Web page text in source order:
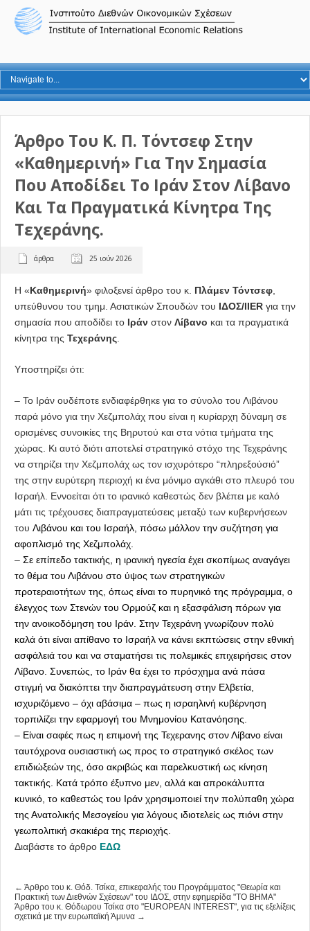
Άρθρο Του Κ. Π. Τόντσεφ Στην
«Καθημερινή» Για Την Σημασία
Που Αποδίδει Το Ιράν Στον Λίβανο
Και Τα Πραγματικά Κίνητρα Της
Τεχεράνης.
άρθρα 25 ιούν 2026
Η «Καθημερινή» φιλοξενεί άρθρο του κ. Πλάμεν Τόντσεφ
υπεύθυνου του τμημ. Ασιατικών Σπουδών του ΙΔΟΣ/IIER για την
σημασία που αποδίδει το Ιράν στον Λίβανο και τα πραγματικά
κίνητρα της Τεχεράνης
Υποστηρίζει ότι:
– Το Ιράν ουδέποτε ενδιαφέρθηκε για το σύνολο του Λιβάνου
παρά μόνο για την Χεζμπολάχ που είναι η κυρίαρχη δύναμη σε
ορισμένες συνοικίες της Βηρυτού και στα νότια τμήματα της
χώρας. Κι αυτό διότι αποτελεί στρατηγικό στόχο της Τεχεράνης
να στηρίζει την Χεζμπολάχ ως τον ισχυρότερο “πληρεξούσιό”
της στην ευρύτερη περιοχή κι ένα μόνιμο αγκάθι στο πλευρό του
Ισραήλ. Εννοείται ότι το ιρανικό καθεστώς δεν βλέπει με καλό
μάτι τις τρέχουσες διαπραγματεύσεις μεταξύ των κυβερνήσεων
του Λιβάνου και του Ισραήλ, πόσω μάλλον την συζήτηση για
αφοπλισμό της Χεζμπολάχ.
– Σε επίπεδο τακτικής, η ιρανική ηγεσία έχει σκοπίμως αναγάγει
το θέμα του Λιβάνου στο ύψος των στρατηγικών
προτεραιοτήτων της, όπως είναι το πυρηνικό της πρόγραμμα, ο
έλεγχος των Στενών του Ορμούζ και η εξασφάλιση πόρων για
την ανοικοδόμηση του Ιράν. Στην Τεχεράνη γνωρίζουν πολύ
καλά ότι είναι απίθανο το Ισραήλ να κάνει εκπτώσεις στην εθνική
ασφάλειά του και να σταματήσει τις πολεμικές επιχειρήσεις στον
Λίβανο. Συνεπώς, το Ιράν θα έχει το πρόσχημα ανά πάσα
στιγμή να διακόπτει την διαπραγμάτευση στην Ελβετία,
ισχυριζόμενο – όχι αβάσιμα – πως η ισραηλινή κυβέρνηση
τορπιλίζει την εφαρμογή του Μνημονίου Κατανόησης.
– Είναι σαφές πως η επιμονή της Τεχερανης στον Λίβανο είναι
ταυτόχρονα ουσιαστική ως προς το στρατηγικό σκέλος των
επιδιώξεών της, όσο ακριβώς και παρελκυστική ως κίνηση
τακτικής. Κατά τρόπο έξυπνο μεν, αλλά και απροκάλυπτα
κυνικό, το καθεστώς του Ιράν χρησιμοποιεί την πολύπαθη χώρα
της Ανατολικής Μεσογείου για λόγους ιδιοτελείς ως πιόνι στην
γεωπολιτική σκακιέρα της περιοχής.
Διαβάστε το άρθρο ΕΔΩ
← Άρθρο του κ. Θόδ. Τσίκα, επικεφαλής του Προγράμματος "Θεωρία και
Πρακτική των Διεθνών Σχέσεων" του ΙΔΟΣ, στην εφημερίδα "ΤΟ ΒΗΜΑ"
Άρθρο του κ. Θόδωρου Τσίκα στο "EUROPEAN INTEREST", για τις εξελίξεις
σχετικά με την ευρωπαϊκή Άμυνα →